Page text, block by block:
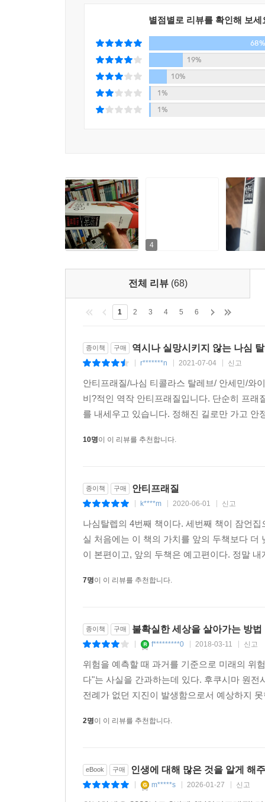
한편, 유기체는 위기에 더욱 강해지는 속성이 있
바벨을 들어 올려야 한다. 기술, 경제, 사업 등도
무작위성 덕분에 안티프래질하다. 작은 변화에
월급을 넣어주는 안정적인 회사원은 그렇지 못하
안정은 죽음과 같다. 오랜 안정은 리스크의 축적
초래한다. 보행자들은 교통 신호에 따라 길을
책임감에서 비롯되는 집중력에 내재된 안티프래
상황에 부딪히면 어쩔 줄을 모른다. (372쪽)
탈레브는 안티프래질을 확보하는 방안으로 바벨
바벨 전략은 중간 지점에서 상황을 그르치지 않는
금융 부분에 적용할 수 있는 바벨 전략으로는 재
종목에 투자하는 방법이 있다. 운이 좋으면 많은
리스크를 갖는 주식에 투자했다면, 운이 나쁘
불가능하고 측정 오차에 프래질한 문제를 해결
확보한다.
실패해주셔서 고맙습니다 - 누군가의 실패로 시스
탈레브는 인간은 죽고 유전자는 살아남는 것처
많은 생명을 구했다. 후쿠시마 원전 사고도 원자
간의 차이를 보여준다.
슬프지만, 실패로부터 나오는 혜택은 다른 사람
경제도 마찬가지다. 개별 기업들이 프래질하여
논리에서 탈레브는 우리가 실패한 기업가들에
이는 필연적인 현상이며, 우리는 이러한 시행착
미국인들은 실패를 수치스럽게 생각하지 않고
경제가 되었든 원자력 발전이 되었든 리스크를
탈레브는 이러한 모델에도 불구하고 정부가 오히
대기업의 리스크가 다른 기업에게 영향을 끼칠
건전성에 역행하는 행위다. 구제금융이 어느
것이다. 지속적인 실패만이 시스템을 보존해
강화시켜준다. 탈레브는 이것을 ‘프래질의 이전
희생시키려는 수작이라고 비판한다.
마찬가지다.
탈레브는 700페이지가 넘는 이 방대한 책에서
별점별로 리뷰를 확인해 보세
68%
19%
10%
1%
1%
4
전체 리뷰 (68)
1 2 3 4 5 6
종이책 구매 역시나 실망시키지 않는 나심
r*******n 2021-07-04 신고
안티프래질/나심 티콜라스 탈레브/ 안세민/와
비?적인 역작 안티프래질입니다. 단순히 프
를 내세우고 있습니다. 정해진 길로만 가고
10명이 이 리뷰를 추천합니다.
종이책 구매 안티프래질
k****m 2020-06-01 신고
나심탈렙의 4번째 책이다. 세번째 책이 잠언
실 처음에는 이 책의 가치를 앞의 두책보다
이 본편이고, 앞의 두책은 예고편이다. 정말
7명이 이 리뷰를 추천합니다.
종이책 구매 불확실한 세상을 살아가는 방법
f*********0 2018-03-11 신고
위험을 예측할 때 과거를 기준으로 미래의 위
다"는 사실을 간과하는데 있다. 후쿠시마 원
전례가 없던 지진이 발생함으로서 예상하지
2명이 이 리뷰를 추천합니다.
eBook 구매 인생에 대해 많은 것을 알게 해
m*****s 2026-01-27 신고